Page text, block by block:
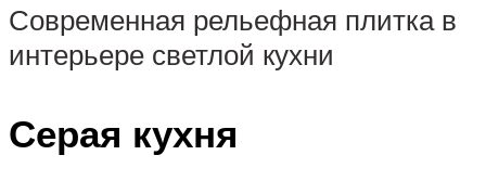
Современная рельефная плитка в
интерьере светлой кухни
Серая кухня